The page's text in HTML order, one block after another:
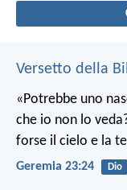
Versetto della
«Potrebbe uno
che io non lo
forse il cielo e la
Geremia 23:24 Dio